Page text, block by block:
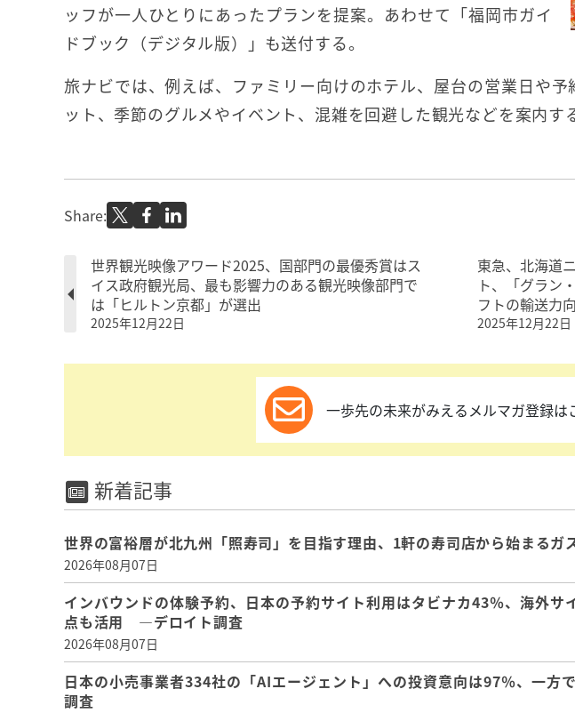
ッフが一人ひとりにあったプランを提案。あわせて「福岡市ガイ
ドブック（デジタル版）」も送付する。
旅ナビでは、例えば、ファミリー向けのホテル、屋台の営業日や
ット、季節のグルメやイベント、混雑を回避した観光などを案内す
Share:
世界観光映像アワード2025、国部門の最優秀賞はス
イス政府観光局、最も影響力のある観光映像部門で
は「ヒルトン京都」が選出
2025年12月22日
東急、北海道
ト、「グラン
フトの輸送力
2025年12月22日
一歩先の未来がみえるメルマガ登録は
新着記事
世界の富裕層が北九州「照寿司」を目指す理由、1軒の寿司店から始まるガ
2026年08月07日
インバウンドの体験予約、日本の予約サイト利用はタビナカ43％、海外サ
点も活用 ―デロイト調査
2026年08月07日
日本の小売事業者334社の「AIエージェント」への投資意向は97％、一
調査